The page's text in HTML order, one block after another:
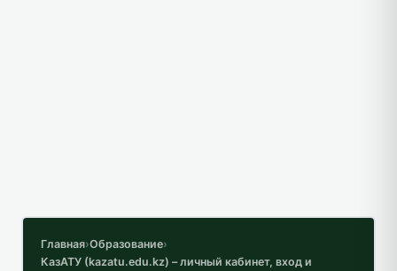
Главная›Образование›
КазАТУ (kazatu.edu.kz) – личный кабинет, вход и